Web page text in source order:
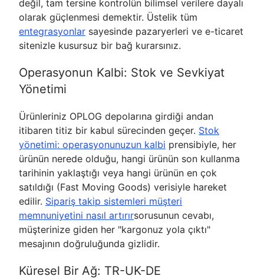
değil, tam tersine kontrolün bilimsel verilere dayalı
olarak güçlenmesi demektir. Üstelik tüm
entegrasyonlar sayesinde pazaryerleri ve e-ticaret
sitenizle kusursuz bir bağ kurarsınız.
Operasyonun Kalbi: Stok ve Sevkiyat
Yönetimi
Ürünleriniz OPLOG depolarına girdiği andan
itibaren titiz bir kabul sürecinden geçer. Stok
yönetimi: operasyonunuzun kalbi prensibiyle, her
ürünün nerede olduğu, hangi ürünün son kullanma
tarihinin yaklaştığı veya hangi ürünün en çok
satıldığı (Fast Moving Goods) verisiyle hareket
edilir. Sipariş takip sistemleri müşteri
memnuniyetini nasıl artırırsorusunun cevabı,
müşterinize giden her "kargonuz yola çıktı"
mesajının doğruluğunda gizlidir.
Küresel Bir Ağ: TR-UK-DE